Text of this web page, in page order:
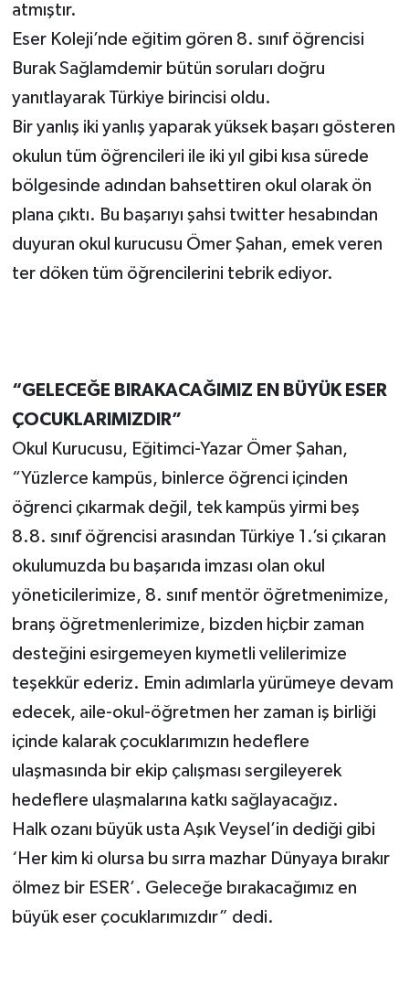
atmıştır.
Eser Koleji’nde eğitim gören 8. sınıf öğrencisi
Burak Sağlamdemir bütün soruları doğru
yanıtlayarak Türkiye birincisi oldu.
Bir yanlış iki yanlış yaparak yüksek başarı gösteren
okulun tüm öğrencileri ile iki yıl gibi kısa sürede
bölgesinde adından bahsettiren okul olarak ön
plana çıktı. Bu başarıyı şahsi twitter hesabından
duyuran okul kurucusu Ömer Şahan, emek veren
ter döken tüm öğrencilerini tebrik ediyor.
“GELECEĞE BIRAKACAĞIMIZ EN BÜYÜK ESER
ÇOCUKLARIMIZDIR”
Okul Kurucusu, Eğitimci-Yazar Ömer Şahan,
“Yüzlerce kampüs, binlerce öğrenci içinden
öğrenci çıkarmak değil, tek kampüs yirmi beş
8.8. sınıf öğrencisi arasından Türkiye 1.’si çıkaran
okulumuzda bu başarıda imzası olan okul
yöneticilerimize, 8. sınıf mentör öğretmenimize,
branş öğretmenlerimize, bizden hiçbir zaman
desteğini esirgemeyen kıymetli velilerimize
teşekkür ederiz. Emin adımlarla yürümeye devam
edecek, aile-okul-öğretmen her zaman iş birliği
içinde kalarak çocuklarımızın hedeflere
ulaşmasında bir ekip çalışması sergileyerek
hedeflere ulaşmalarına katkı sağlayacağız.
Halk ozanı büyük usta Aşık Veysel’in dediği gibi
‘Her kim ki olursa bu sırra mazhar Dünyaya bırakır
ölmez bir ESER’. Geleceğe bırakacağımız en
büyük eser çocuklarımızdır” dedi.